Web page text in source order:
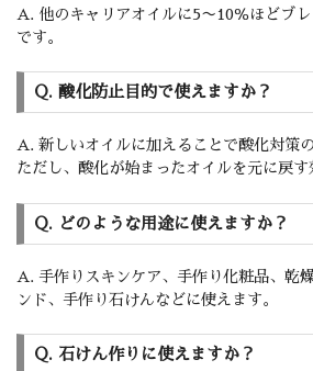
A. 他のキャリアオイルに5〜10％ほどブ
です。
Q. 酸化防止目的で使えますか？
A. 新しいオイルに加えることで酸化対策
ただし、酸化が始まったオイルを元に戻す
Q. どのような用途に使えますか？
A. 手作りスキンケア、手作り化粧品、乾
ンド、手作り石けんなどに使えます。
Q. 石けん作りに使えますか？